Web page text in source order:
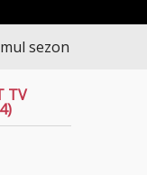
sezon te aduce la
TV